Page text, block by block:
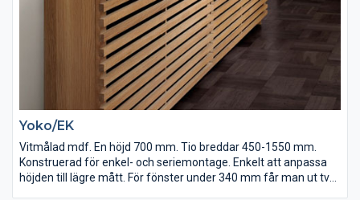
Yoko/EK
Vitmålad mdf. En höjd 700 mm. Tio breddar 450-1550 mm.
Konstruerad för enkel- och seriemontage. Enkelt att anpassa
höjden till lägre mått. För fönster under 340 mm får man ut två